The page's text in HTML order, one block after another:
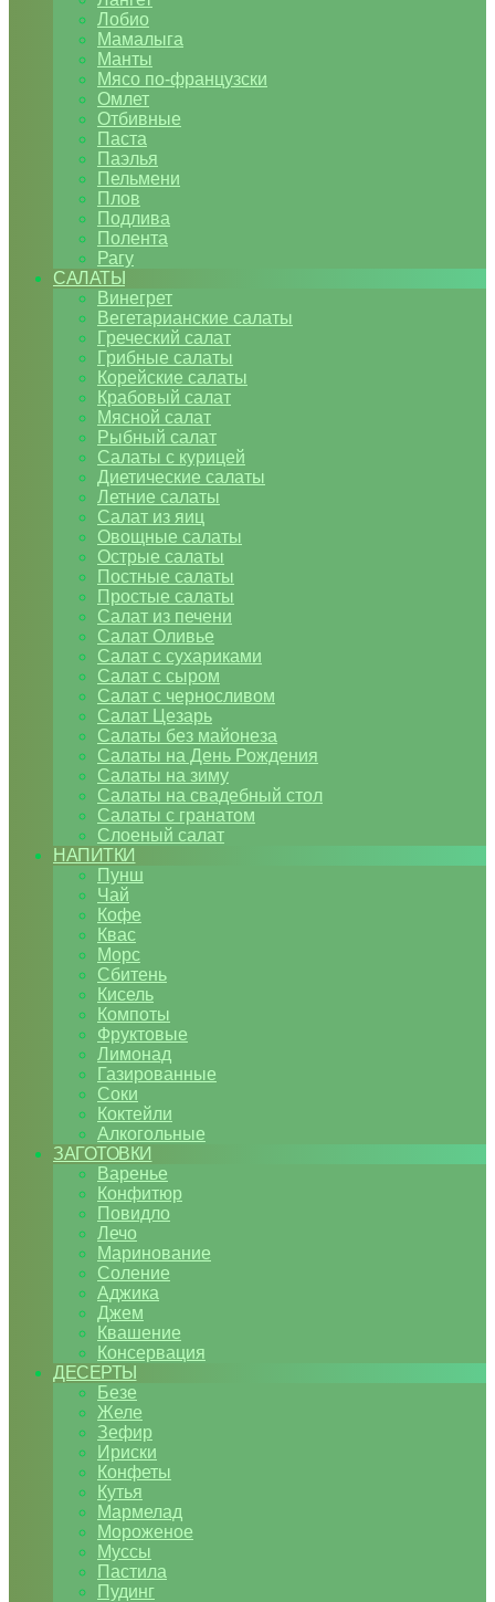
Лобио
Мамалыга
Манты
Мясо по-французски
Омлет
Отбивные
Паста
Паэлья
Пельмени
Плов
Подлива
Полента
Рагу
САЛАТЫ
Винегрет
Вегетарианские салаты
Греческий салат
Грибные салаты
Корейские салаты
Крабовый салат
Мясной салат
Рыбный салат
Салаты с курицей
Диетические салаты
Летние салаты
Салат из яиц
Овощные салаты
Острые салаты
Постные салаты
Простые салаты
Салат из печени
Салат Оливье
Салат с сухариками
Салат с сыром
Салат с черносливом
Салат Цезарь
Салаты без майонеза
Салаты на День Рождения
Салаты на зиму
Салаты на свадебный стол
Салаты с гранатом
Слоеный салат
НАПИТКИ
Пунш
Чай
Кофе
Квас
Морс
Сбитень
Кисель
Компоты
Фруктовые
Лимонад
Газированные
Соки
Коктейли
Алкогольные
ЗАГОТОВКИ
Варенье
Конфитюр
Повидло
Лечо
Маринование
Соление
Аджика
Джем
Квашение
Консервация
ДЕСЕРТЫ
Безе
Желе
Зефир
Ириски
Конфеты
Кутья
Мармелад
Мороженое
Муссы
Пастила
Пудинг